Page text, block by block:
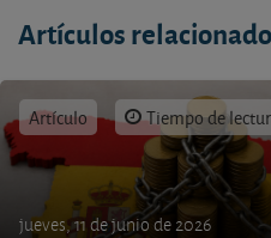
Artículos
Artículo Tiempo de
jueves, 11 de junio de 2026